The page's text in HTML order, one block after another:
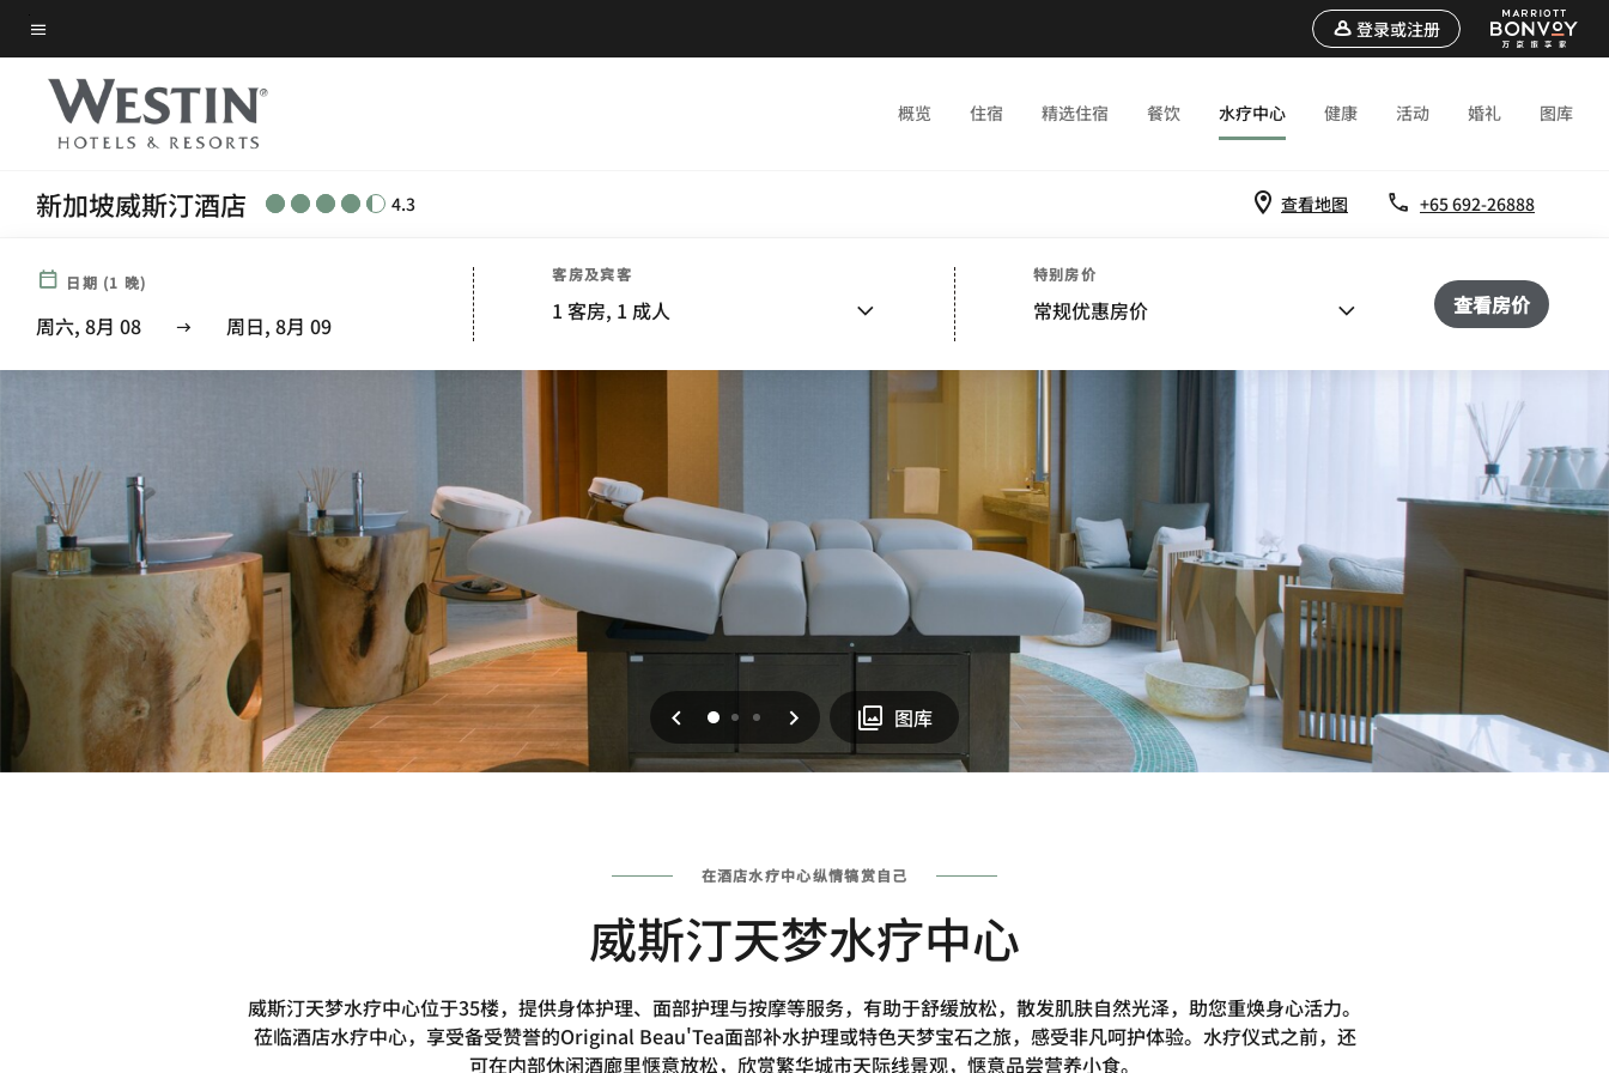
Skip
to
main
content
菜单文本
登录或注册
概览 住宿 精选住宿 餐饮 水疗中心 健康 活动 婚礼 图库
新加坡威斯汀酒店 4.3 查看地图 +65 692-26888
日期 (1 晚)
周六, 8月 08 周日, 8月 09
客房及宾客
1 客房, 1 成人
特别房价
常规优惠房价 查看房价
上一页
0 1 2 下一页 图库
在酒店水疗中心纵情犒赏自己
威斯汀天梦水疗中心
威斯汀天梦水疗中心位于35楼，提供身体护理、面部护理与按摩等服务，有助于舒缓放松，散发肌肤自然光泽，助您重焕身心活力。
莅临酒店水疗中心，享受备受赞誉的Original Beau'Tea面部补水护理或特色天梦宝石之旅，感受非凡呵护体验。水疗仪式之前，还
可在内部休闲酒廊里惬意放松，欣赏繁华城市天际线景观，惬意品尝营养小食。